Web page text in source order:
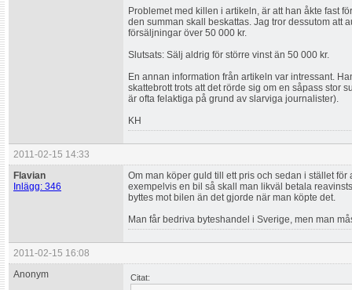
Problemet med killen i artikeln, är att han åkte fast
den summan skall beskattas. Jag tror dessutom att
försäljningar över 50 000 kr.
Slutsats: Sälj aldrig för större vinst än 50 000 kr.
En annan information från artikeln var intressant.
skattebrott trots att det rörde sig om en såpass stor
är ofta felaktiga på grund av slarviga journalister).
KH
2011-02-15 14:33
Flavian
Inlägg: 346
Om man köper guld till ett pris och sedan i stället
exempelvis en bil så skall man likväl betala
byttes mot bilen än det gjorde när man köpte det.
Man får bedriva byteshandel i Sverige, men man
2011-02-15 16:08
Anonym
Citat: